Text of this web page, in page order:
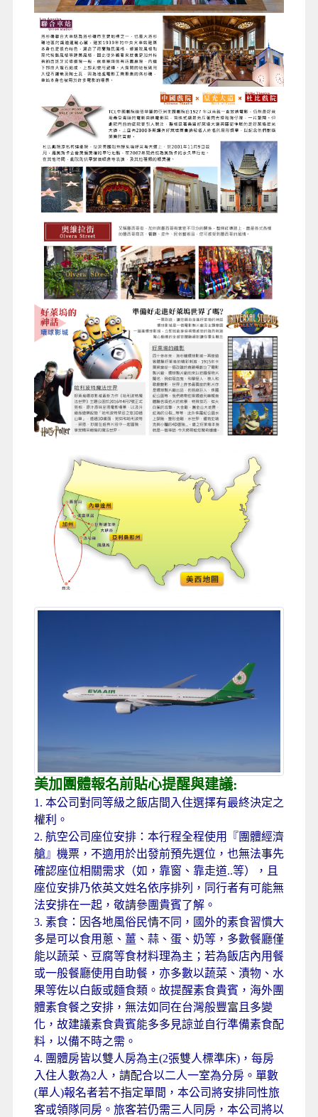
美加團體報名前貼心提醒與建議:
1. 本公司對同等級之飯店間入住選擇有最終決定之
權利。
2. 航空公司座位安排：本行程全程使用『團體經濟
艙』機票，不適用於出發前預先選位，也無法事先
確認座位相關需求（如，靠窗、靠走道..等），且
座位安排乃依英文姓名依序排列，同行者有可能無
法安排在一起，敬請參團貴賓了解。
3. 素食：因各地風俗民情不同，國外的素食習慣大
多是可以食用蔥、薑、蒜、蛋、奶等，多數餐廳僅
能以蔬菜、豆腐等食材料理為主；若為飯店內用餐
或一般餐廳使用自助餐，亦多數以蔬菜、漬物、水
果等佐以白飯或麵食類。故提醒素食貴賓，海外團
體素食餐之安排，無法如同在台灣般豐富且多變
化，故建議素食貴賓能多多見諒並自行準備素食配
料，以備不時之需。
4. 團體房皆以雙人房為主(2張雙人標準床)，每房
入住人數為2人，請配合以二人一室為分房。單數
(單人)報名者若不指定單間，本公司將安排同性旅
客或領隊同房。旅客若仍需三人同房，本公司將以